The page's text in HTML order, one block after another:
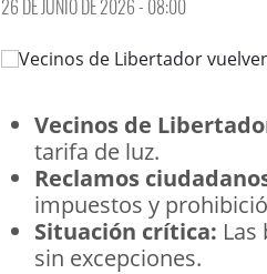
26 DE JUNIO DE 2026 - 08:00
Vecinos de
tarifa de luz.
Reclamos
impuestos y
Situación crítica: Las
sin excepciones.